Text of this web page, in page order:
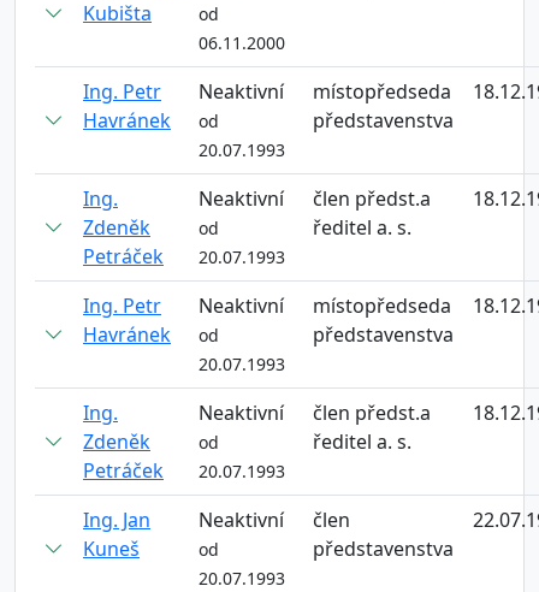
Kubišta
od
06.11.2000
Ing. Petr
Havránek
Neaktivní
od
20.07.1993
místopředseda
představenstva
Ing.
Zdeněk
Petráček
Neaktivní
od
20.07.1993
člen předst.a
ředitel a. s.
Ing. Petr
Havránek
Neaktivní
od
20.07.1993
místopředseda
představenstva
Ing.
Zdeněk
Petráček
Neaktivní
od
20.07.1993
člen předst.a
ředitel a. s.
Ing. Jan
Kuneš
Neaktivní
od
20.07.1993
člen
představenstva